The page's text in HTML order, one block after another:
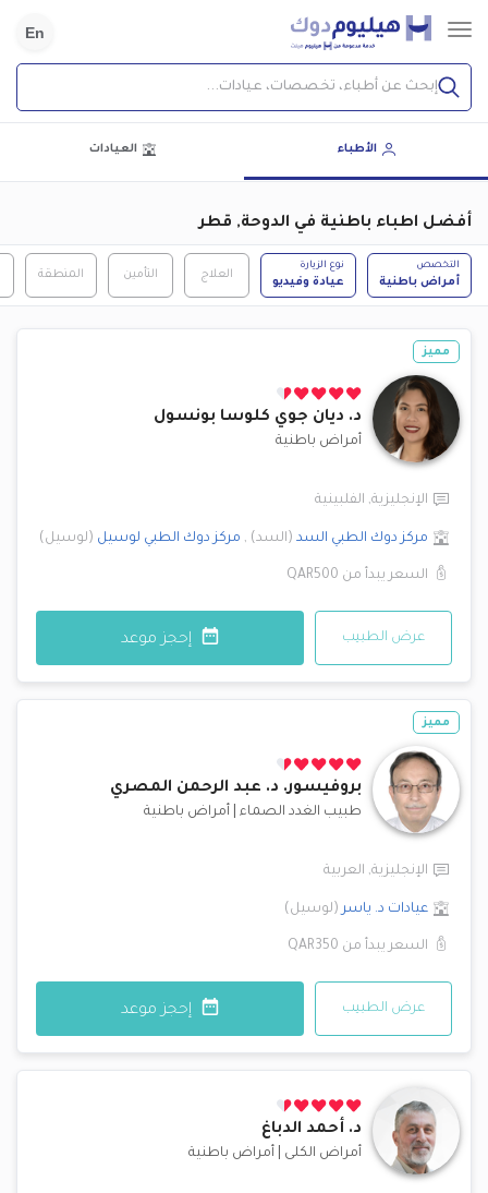
En
إبحث عن أطباء، تخصصات، عيادات...
الأطباء العيادات
أفضل اطباء باطنية في الدوحة, قطر
التخصص
أمراض باطنية
نوع الزيارة
عيادة وفيديو
العلاج التأمين المنطقة
مميز
د. ديان جوي كلوسا بونسول
أمراض باطنية
الإنجليزية, الفلبينية
مركز دوك الطبي السد (السد)
, مركز دوك الطبي لوسيل (لوسيل)
السعر يبدأ من QAR500
عرض الطبيب إحجز موعد
مميز
بروفيسور. د. عبد الرحمن المصري
طبيب الغدد الصماء أمراض باطنية
الإنجليزية, العربية
عيادات د. ياسر (لوسيل)
السعر يبدأ من QAR350
عرض الطبيب إحجز موعد
د. أحمد الدباغ
أمراض الكلى أمراض باطنية